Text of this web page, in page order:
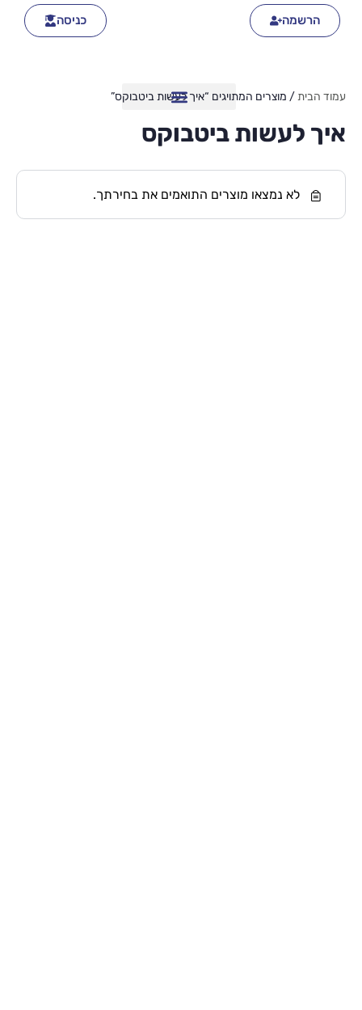
הרשמה כניסה
עמוד הבית/ מוצרים המתויגים “איך לעשות ביטבוקס”
איך לעשות ביטבוקס
לא נמצאו מוצרים התואמים את בחירתך.